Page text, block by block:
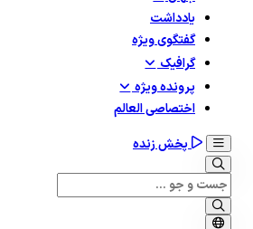
یادداشت
گفتگوی ویژه
گرافيک
پرونده ویژه
اختصاصی العالم
پخش زنده